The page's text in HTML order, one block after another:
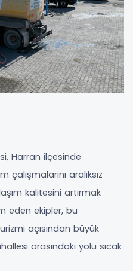
Harran ilçesinde
çalışmalarını aralıksız
kalitesini artırmak
eden ekipler, bu
açısından büyük
arasındaki yolu sıcak